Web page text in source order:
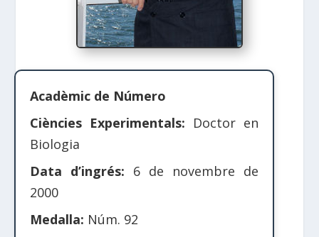
Acadèmic de Número
Ciències Experimentals: Doctor en
Biologia
Data d’ingrés: 6 de novembre de
2000
Medalla: Núm. 92